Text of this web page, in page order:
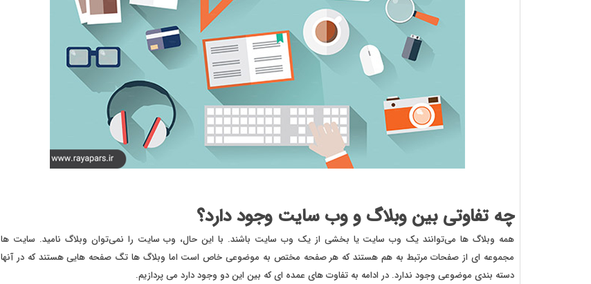
چه تفاوتی بین وبلاگ و وب سایت وجود دارد؟
همه وبلاگ ها می‌توانند یک وب سایت یا بخشی از یک وب سایت باشند. با این حال، وب سایت‌ را نمی‌توان وبلاگ‌ نامید. سایت ها
مجموعه ای از صفحات مرتبط به هم هستند که هر صفحه مختص به موضوعی خاص است اما وبلاگ ها تگ صفحه هایی هستند که در آنها
دسته بندی موضوعی وجود ندارد. در ادامه به تفاوت های عمده ای که بین این دو وجود دارد می پردازیم.